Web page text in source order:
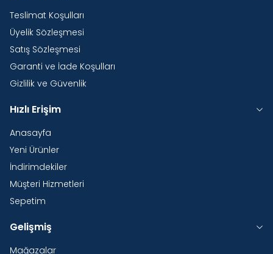
Teslimat Koşulları
Üyelik Sözleşmesi
Satış Sözleşmesi
Garanti ve İade Koşulları
Gizlilik ve Güvenlik
Hızlı Erişim
Anasayfa
Yeni Ürünler
İndirimdekiler
Müşteri Hizmetleri
Sepetim
Gelişmiş
Mağazalar